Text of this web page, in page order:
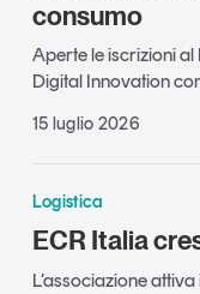
consumo
Aperte le iscrizioni al
Digital Innovation
15 luglio 2026
Logistica
ECR Italia
L’associazione